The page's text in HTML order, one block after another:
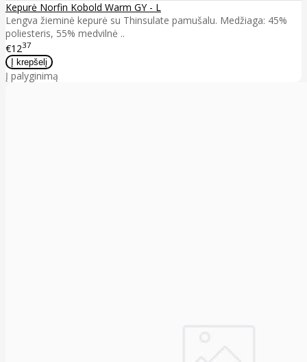
Kepurė Norfin Kobold Warm GY - L
Lengva žieminė kepurė su Thinsulate pamušalu. Medžiaga: 45%
poliesteris, 55% medvilnė ..
€1237
Į palyginimą